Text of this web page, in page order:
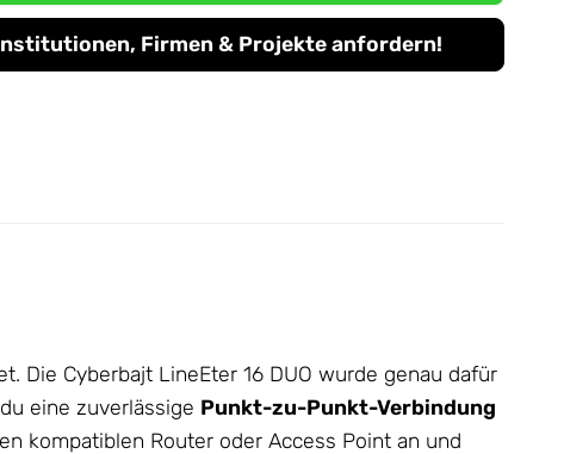
Firmen & Projekte anfordern!
Die Cyberbajt LineEter 16 DUO wurde genau dafür
eine zuverlässige Punkt-zu-Punkt-Verbindung
kompatiblen Router oder Access Point an und